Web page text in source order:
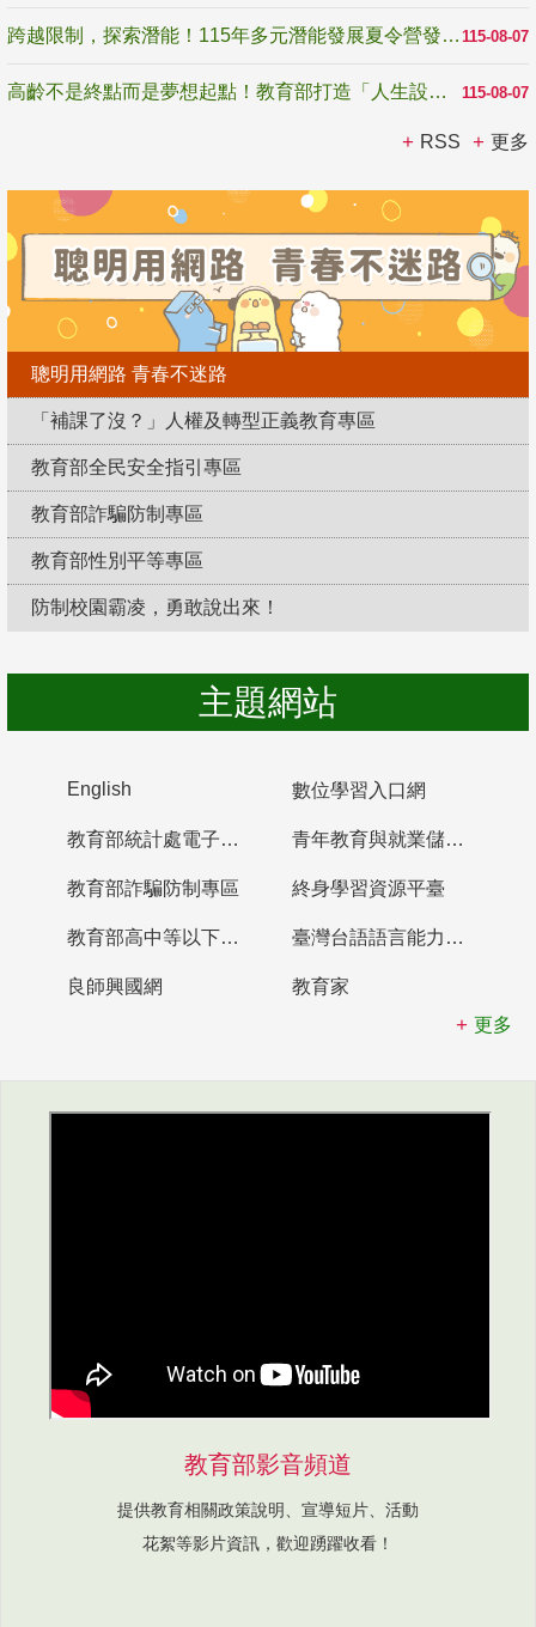
115-08-07
跨越限制，探索潛能！115年多元潛能發展夏令營發掘生命無限可能
115-08-07
高齡不是終點而是夢想起點！教育部打造「人生設計夢工場」 參展第3屆高齡健康產業博覽會
RSS 更多
聰明用網路 青春不迷路
「補課了沒？」人權及轉型正義教育專區
教育部全民安全指引專區
教育部詐騙防制專區
教育部性別平等專區
防制校園霸凌，勇敢說出來！
主題網站
English 數位學習入口網
教育部統計處電子書櫃 青年教育與就業儲蓄帳戶
教育部詐騙防制專區 終身學習資源平臺
教育部高中等以下學校及幼兒園教師資格檢定考試 臺灣台語語言能力認證網站
良師興國網
教育家
更多
教育部影音頻道
提供教育相關政策說明、宣導短片、活動
花絮等影片資訊，歡迎踴躍收看！